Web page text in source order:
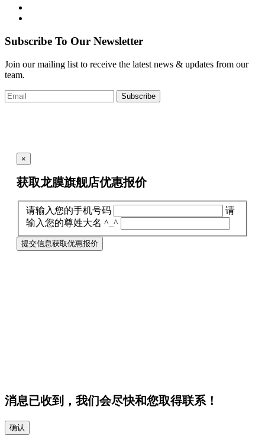
Subscribe To Our Newsletter
Join our mailing list to receive the latest news & updates from our
team.
Subscribe
×
获取龙膜旗舰店优惠报价
请输入您的手机号码
请
输入您的尊姓大名 ^_^
提交信息获取优惠报价
消息已收到，我们会尽快和您取得联系！
确认